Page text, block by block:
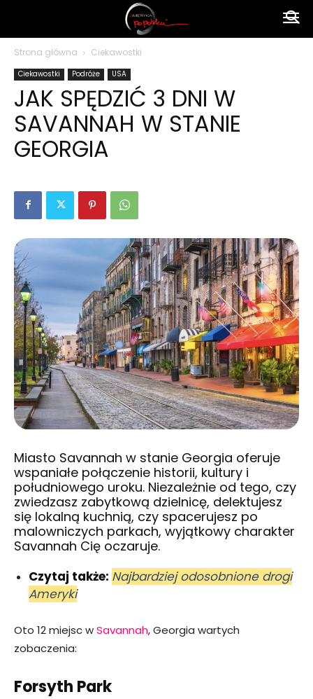
polsku
Strona główna Ciekawostki
Ciekawostki Podróże USA
JAK SPĘDZIĆ 3 DNI W
SAVANNAH W STANIE
GEORGIA
Miasto Savannah w stanie Georgia oferuje
wspaniałe połączenie historii, kultury i
południowego uroku. Niezależnie od tego, czy
zwiedzasz zabytkową dzielnicę, delektujesz
się lokalną kuchnią, czy spacerujesz po
malowniczych parkach, wyjątkowy charakter
Savannah Cię oczaruje.
Czytaj także: Najbardziej odosobnione drogi
Ameryki
Oto 12 miejsc wSavannah, Georgia wartych
zobaczenia:
Forsyth Park